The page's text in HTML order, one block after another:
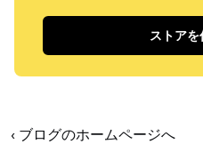
ストアを
‹ ブログのホームページへ